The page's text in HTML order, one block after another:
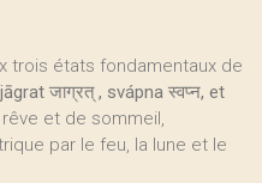
trois états fondamentaux de
jāgrat जाग्रत् , svápna स्वप्न, et
rêve et de sommeil,
par le feu, la lune et le